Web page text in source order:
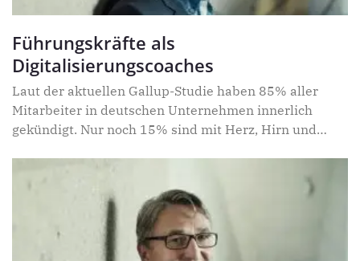
Führungskräfte als
Digitalisierungscoaches
Laut der aktuellen Gallup-Studie haben 85% aller
Mitarbeiter in deutschen Unternehmen innerlich
gekündigt. Nur noch 15% sind mit Herz, Hirn und